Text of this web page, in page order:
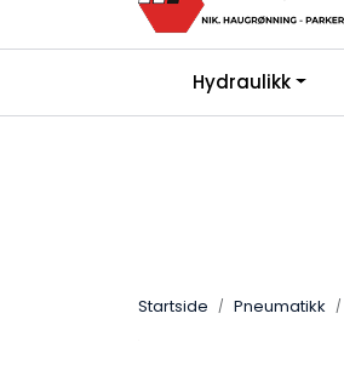
Skip to main content
Bli Kunde | FAQ |
Hydraulikk
Startside Pneumatikk